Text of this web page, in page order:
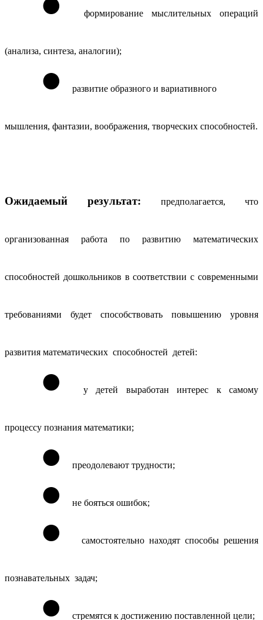
формирование мыслительных операций
(анализа, синтеза, аналогии);
развитие образного и вариативного
мышления, фантазии, воображения, творческих способностей.
Ожидаемый результат: предполагается, что
организованная работа по развитию математических
способностей дошкольников в соответствии с современными
требованиями будет способствовать повышению уровня
развития математических способностей детей:
у детей выработан интерес к самому
процессу познания математики;
преодолевают трудности;
не бояться ошибок;
самостоятельно находят способы решения
познавательных задач;
стремятся к достижению поставленной цели;